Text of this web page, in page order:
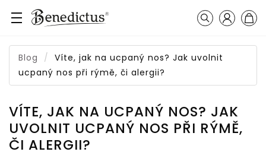
Vyhledávání
Přihlášení
Košík
Blog
Víte, jak na ucpaný nos? Jak uvolnit
ucpaný nos při rýmě, či alergii?
VÍTE, JAK NA UCPANÝ NOS? JAK
UVOLNIT UCPANÝ NOS PŘI RÝMĚ,
ČI ALERGII?